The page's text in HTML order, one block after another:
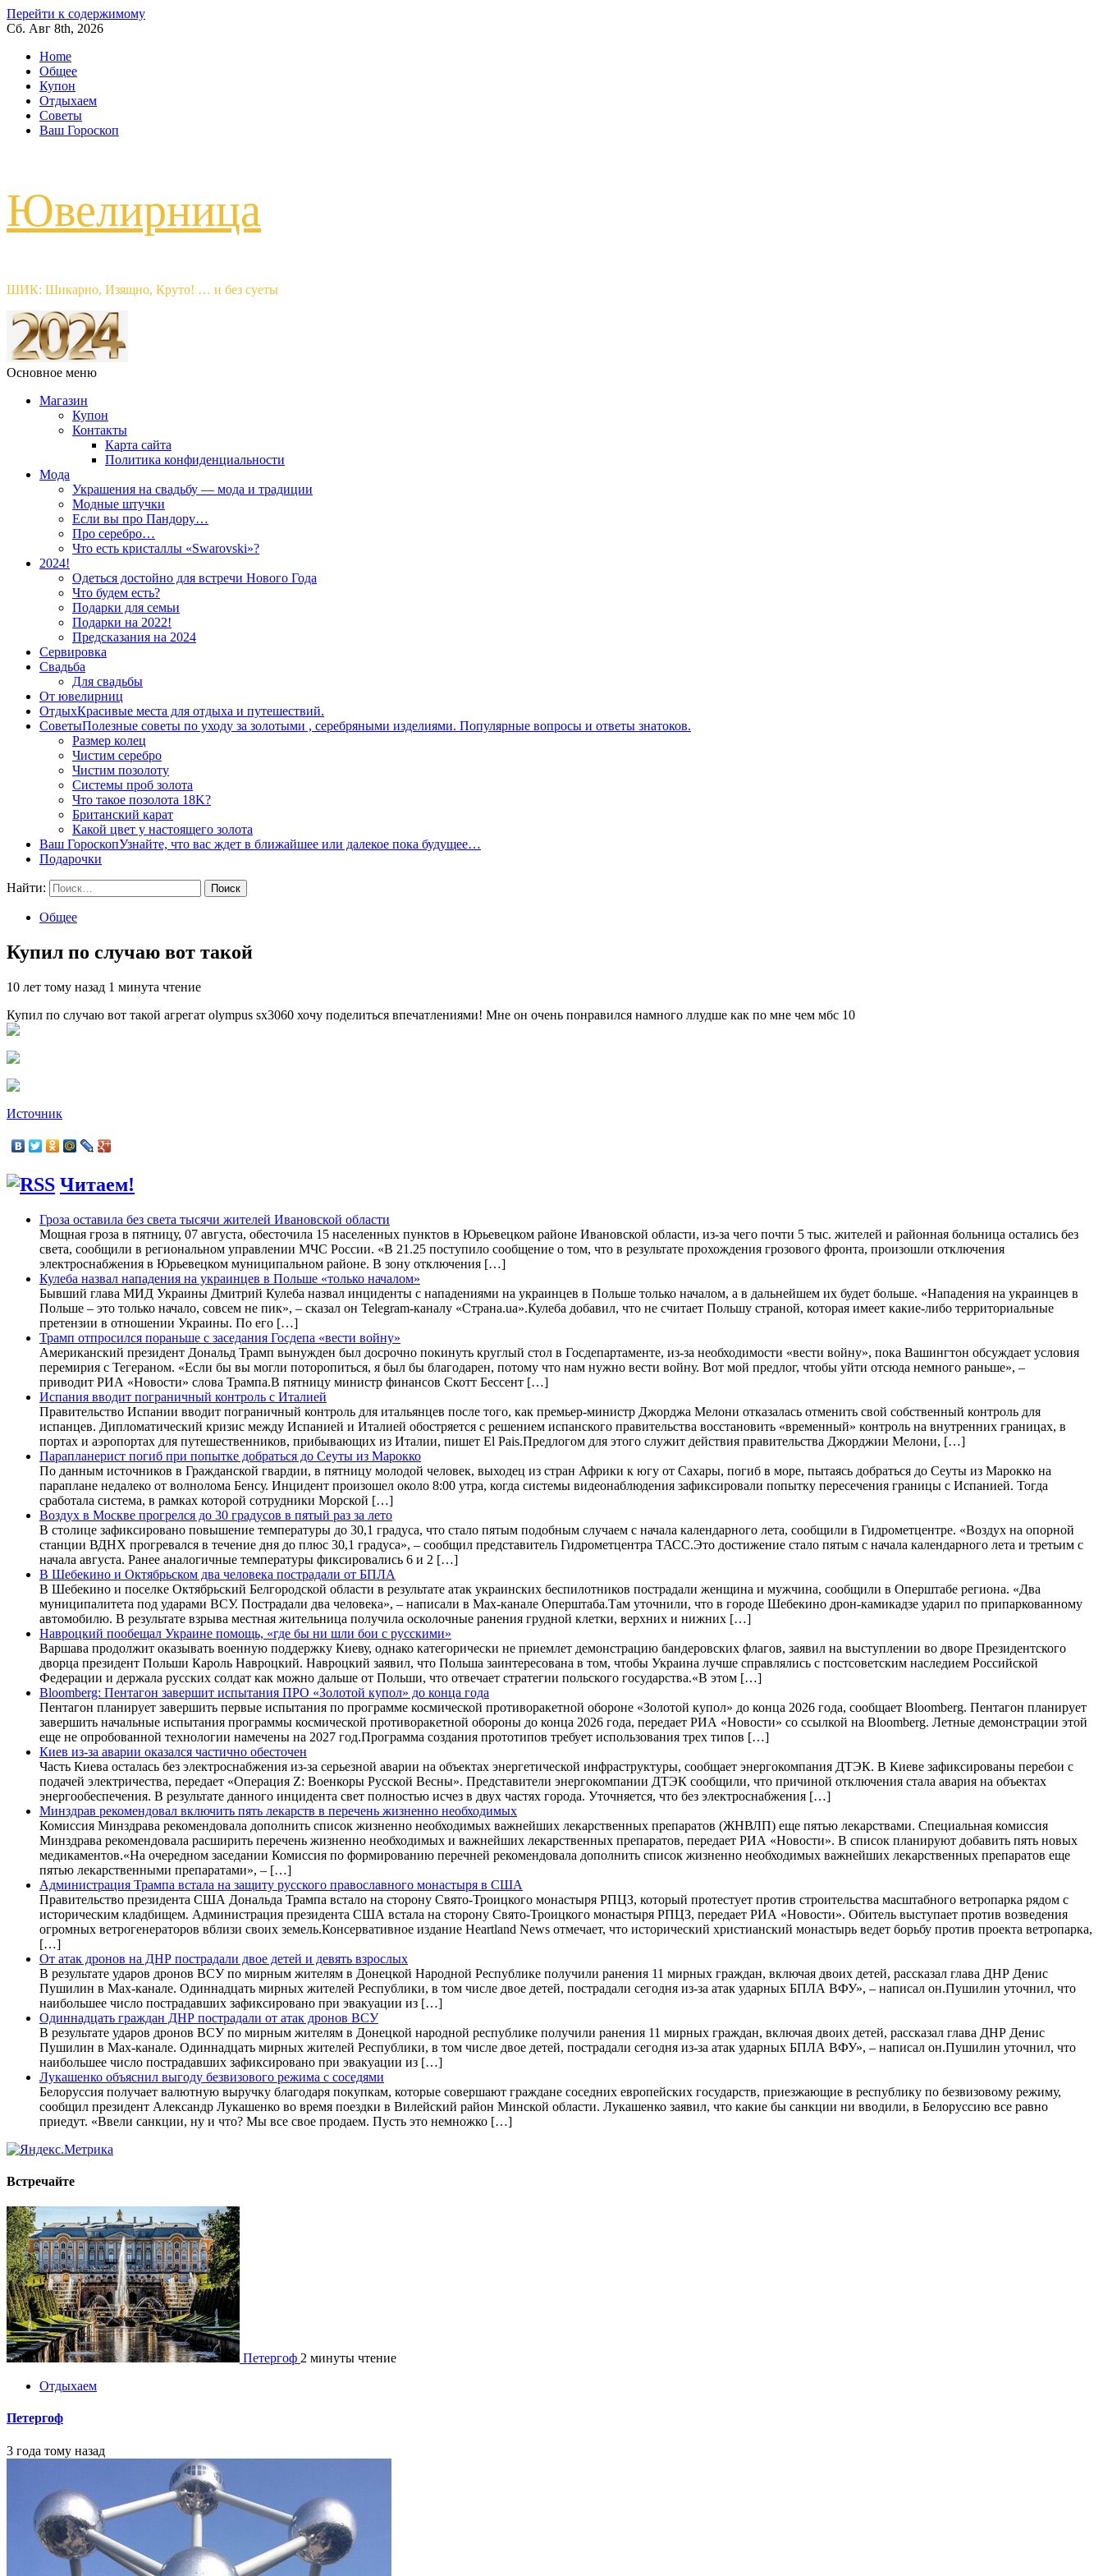
Перейти к содержимому
Сб. Авг 8th, 2026
Home
Общее
Купон
Отдыхаем
Советы
Ваш Гороскоп
Ювелирница
ШИК: Шикарно, Изящно, Круто! … и без суеты
Основное меню
Магазин
Купон
Контакты
Карта сайта
Политика конфиденциальности
Мода
Украшения на свадьбу — мода и традиции
Модные штучки
Если вы про Пандору…
Про серебро…
Что есть кристаллы «Swarovski»?
2024!
Одеться достойно для встречи Нового Года
Что будем есть?
Подарки для семьи
Подарки на 2022!
Предсказания на 2024
Сервировка
Свадьба
Для свадьбы
От ювелирниц
ОтдыхКрасивые места для отдыха и путешествий.
СоветыПолезные советы по уходу за золотыми , серебряными изделиями. Популярные вопросы и ответы знатоков.
Размер колец
Чистим серебро
Чистим позолоту
Системы проб золота
Что такое позолота 18K?
Британский карат
Какой цвет у настоящего золота
Ваш ГороскопУзнайте, что вас ждет в ближайшее или далекое пока будущее…
Подарочки
Найти:
Общее
Купил по случаю вот такой
10 лет тому назад 1 минута чтение
Купил по случаю вот такой агрегат olympus sx3060 хочу поделиться впечатлениями! Мне он очень понравился намного ллудше как по мне чем мбс 10
Источник
Читаем!
Гроза оставила без света тысячи жителей Ивановской области
Мощная гроза в пятницу, 07 августа, обесточила 15 населенных пунктов в Юрьевецком районе Ивановской области, из-за чего почти 5 тыс. жителей и районная больница остались без
света, сообщили в региональном управлении МЧС России. «В 21.25 поступило сообщение о том, что в результате прохождения грозового фронта, произошли отключения
электроснабжения в Юрьевецком муниципальном районе. В зону отключения […]
Кулеба назвал нападения на украинцев в Польше «только началом»
Бывший глава МИД Украины Дмитрий Кулеба назвал инциденты с нападениями на украинцев в Польше только началом, а в дальнейшем их будет больше. «Нападения на украинцев в
Польше – это только начало, совсем не пик», – сказал он Telegram-каналу «Страна.ua».Кулеба добавил, что не считает Польшу страной, которая имеет какие-либо территориальные
претензии в отношении Украины. По его […]
Трамп отпросился пораньше с заседания Госдепа «вести войну»
Американский президент Дональд Трамп вынужден был досрочно покинуть круглый стол в Госдепартаменте, из-за необходимости «вести войну», пока Вашингтон обсуждает условия
перемирия с Тегераном. «Если бы вы могли поторопиться, я был бы благодарен, потому что нам нужно вести войну. Вот мой предлог, чтобы уйти отсюда немного раньше», –
приводит РИА «Новости» слова Трампа.В пятницу министр финансов Скотт Бессент […]
Испания вводит пограничный контроль с Италией
Правительство Испании вводит пограничный контроль для итальянцев после того, как премьер-министр Джорджа Мелони отказалась отменить свой собственный контроль для
испанцев. Дипломатический кризис между Испанией и Италией обостряется с решением испанского правительства восстановить «временный» контроль на внутренних границах, в
портах и аэропортах для путешественников, прибывающих из Италии, пишет El Pais.Предлогом для этого служит действия правительства Джорджии Мелони, […]
Парапланерист погиб при попытке добраться до Сеуты из Марокко
По данным источников в Гражданской гвардии, в пятницу молодой человек, выходец из стран Африки к югу от Сахары, погиб в море, пытаясь добраться до Сеуты из Марокко на
параплане недалеко от волнолома Бенсу. Инцидент произошел около 8:00 утра, когда системы видеонаблюдения зафиксировали попытку пересечения границы с Испанией. Тогда
сработала система, в рамках которой сотрудники Морской […]
Воздух в Москве прогрелся до 30 градусов в пятый раз за лето
В столице зафиксировано повышение температуры до 30,1 градуса, что стало пятым подобным случаем с начала календарного лета, сообщили в Гидрометцентре. «Воздух на опорной
станции ВДНХ прогревался в течение дня до плюс 30,1 градуса», – сообщил представитель Гидрометцентра ТАСС.Это достижение стало пятым с начала календарного лета и третьим с
начала августа. Ранее аналогичные температуры фиксировались 6 и 2 […]
В Шебекино и Октябрьском два человека пострадали от БПЛА
В Шебекино и поселке Октябрьский Белгородской области в результате атак украинских беспилотников пострадали женщина и мужчина, сообщили в Оперштабе региона. «Два
муниципалитета под ударами ВСУ. Пострадали два человека», – написали в Max-канале Оперштаба.Там уточнили, что в городе Шебекино дрон-камикадзе ударил по припаркованному
автомобилю. В результате взрыва местная жительница получила осколочные ранения грудной клетки, верхних и нижних […]
Навроцкий пообещал Украине помощь, «где бы ни шли бои с русскими»
Варшава продолжит оказывать военную поддержку Киеву, однако категорически не приемлет демонстрацию бандеровских флагов, заявил на выступлении во дворе Президентского
дворца президент Польши Кароль Навроцкий. Навроцкий заявил, что Польша заинтересована в том, чтобы Украина лучше справлялись с постсоветским наследием Российской
Федерации и держала русских солдат как можно дальше от Польши, что отвечает стратегии польского государства.«В этом […]
Bloomberg: Пентагон завершит испытания ПРО «Золотой купол» до конца года
Пентагон планирует завершить первые испытания по программе космической противоракетной обороне «Золотой купол» до конца 2026 года, сообщает Bloomberg. Пентагон планирует
завершить начальные испытания программы космической противоракетной обороны до конца 2026 года, передает РИА «Новости» со ссылкой на Bloomberg. Летные демонстрации этой
еще не опробованной технологии намечены на 2027 год.Программа создания прототипов требует использования трех типов […]
Киев из-за аварии оказался частично обесточен
Часть Киева осталась без электроснабжения из-за серьезной аварии на объектах энергетической инфраструктуры, сообщает энергокомпания ДТЭК. В Киеве зафиксированы перебои с
подачей электричества, передает «Операция Z: Военкоры Русской Весны». Представители энергокомпании ДТЭК сообщили, что причиной отключения стала авария на объектах
энергообеспечения. В результате данного инцидента свет полностью исчез в двух частях города. Уточняется, что без электроснабжения […]
Минздрав рекомендовал включить пять лекарств в перечень жизненно необходимых
Комиссия Минздрава рекомендовала дополнить список жизненно необходимых важнейших лекарственных препаратов (ЖНВЛП) еще пятью лекарствами. Специальная комиссия
Минздрава рекомендовала расширить перечень жизненно необходимых и важнейших лекарственных препаратов, передает РИА «Новости». В список планируют добавить пять новых
медикаментов.«На очередном заседании Комиссия по формированию перечней рекомендовала дополнить список жизненно необходимых важнейших лекарственных препаратов еще
пятью лекарственными препаратами», – […]
Администрация Трампа встала на защиту русского православного монастыря в США
Правительство президента США Дональда Трампа встало на сторону Свято-Троицкого монастыря РПЦЗ, который протестует против строительства масштабного ветропарка рядом с
историческим кладбищем. Администрация президента США встала на сторону Свято-Троицкого монастыря РПЦЗ, передает РИА «Новости». Обитель выступает против возведения
огромных ветрогенераторов вблизи своих земель.Консервативное издание Heartland News отмечает, что исторический христианский монастырь ведет борьбу против проекта ветропарка,
[…]
От атак дронов на ДНР пострадали двое детей и девять взрослых
В результате ударов дронов ВСУ по мирным жителям в Донецкой Народной Республике получили ранения 11 мирных граждан, включая двоих детей, рассказал глава ДНР Денис
Пушилин в Max-канале. Одиннадцать мирных жителей Республики, в том числе двое детей, пострадали сегодня из-за атак ударных БПЛА ВФУ», – написал он.Пушилин уточнил, что
наибольшее число пострадавших зафиксировано при эвакуации из […]
Одиннадцать граждан ДНР пострадали от атак дронов ВСУ
В результате ударов дронов ВСУ по мирным жителям в Донецкой народной республике получили ранения 11 мирных граждан, включая двоих детей, рассказал глава ДНР Денис
Пушилин в Max-канале. Одиннадцать мирных жителей Республики, в том числе двое детей, пострадали сегодня из-за атак ударных БПЛА ВФУ», – написал он.Пушилин уточнил, что
наибольшее число пострадавших зафиксировано при эвакуации из […]
Лукашенко объяснил выгоду безвизового режима с соседями
Белоруссия получает валютную выручку благодаря покупкам, которые совершают граждане соседних европейских государств, приезжающие в республику по безвизовому режиму,
сообщил президент Александр Лукашенко во время поездки в Вилейский район Минской области. Лукашенко заявил, что какие бы санкции ни вводили, в Белоруссию все равно
приедут. «Ввели санкции, ну и что? Мы все свое продаем. Пусть это немножко […]
Встречайте
Петергоф 2 минуты чтение
Отдыхаем
Петергоф
3 года тому назад